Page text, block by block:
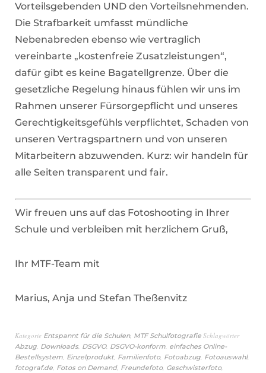
Vorteilsgebenden UND den Vorteilsnehmenden.
Die Strafbarkeit umfasst mündliche
Nebenabreden ebenso wie vertraglich
vereinbarte „kostenfreie Zusatzleistungen“,
dafür gibt es keine Bagatellgrenze. Über die
gesetzliche Regelung hinaus fühlen wir uns im
Rahmen unserer Fürsorgepflicht und unseres
Gerechtigkeitsgefühls verpflichtet, Schaden von
unseren Vertragspartnern und von unseren
Mitarbeitern abzuwenden. Kurz: wir handeln für
alle Seiten transparent und fair.
Wir freuen uns auf das Fotoshooting in Ihrer
Schule und verbleiben mit herzlichem Gruß,
Ihr MTF-Team mit
Marius, Anja und Stefan Theßenvitz
Kategorie Entspannt für die Schulen, MTF Schulfotografie Schlagwörter
Abzug, Downloads, DSGVO, DSGVO-konform, einfaches Online-
Bestellsystem, Einzelprodukt, Familienfoto, Fotoabzug, Fotoauswahl,
fotograf.de, Fotos on Demand, Freundefoto, Geschwisterfoto,